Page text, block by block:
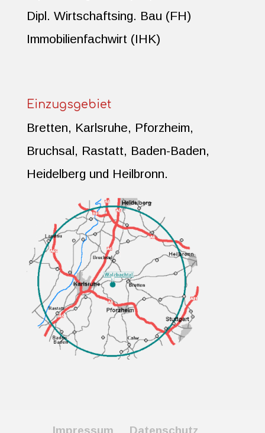
Dipl. Wirtschaftsing. Bau (FH)
Immobilienfachwirt (IHK)
Einzugsgebiet
Bretten, Karlsruhe, Pforzheim,
Bruchsal, Rastatt, Baden-Baden,
Heidelberg und Heilbronn.
Impressum Datenschutz